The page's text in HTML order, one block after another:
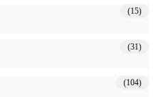
(15)
(31)
(104)